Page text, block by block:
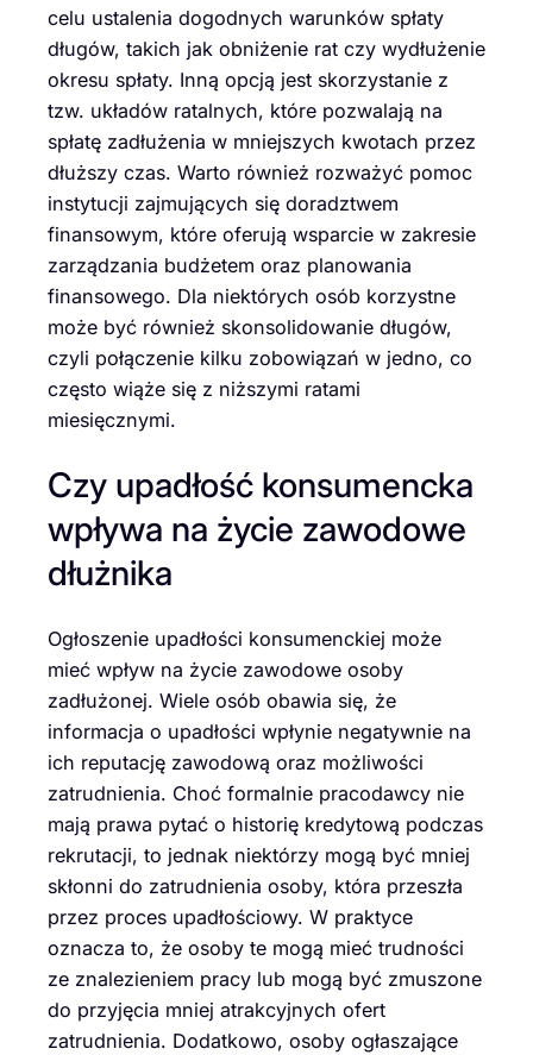
celu ustalenia dogodnych warunków spłaty
długów, takich jak obniżenie rat czy wydłużenie
okresu spłaty. Inną opcją jest skorzystanie z
tzw. układów ratalnych, które pozwalają na
spłatę zadłużenia w mniejszych kwotach przez
dłuższy czas. Warto również rozważyć pomoc
instytucji zajmujących się doradztwem
finansowym, które oferują wsparcie w zakresie
zarządzania budżetem oraz planowania
finansowego. Dla niektórych osób korzystne
może być również skonsolidowanie długów,
czyli połączenie kilku zobowiązań w jedno, co
często wiąże się z niższymi ratami
miesięcznymi.
Czy upadłość konsumencka
wpływa na życie zawodowe
dłużnika
Ogłoszenie upadłości konsumenckiej może
mieć wpływ na życie zawodowe osoby
zadłużonej. Wiele osób obawia się, że
informacja o upadłości wpłynie negatywnie na
ich reputację zawodową oraz możliwości
zatrudnienia. Choć formalnie pracodawcy nie
mają prawa pytać o historię kredytową podczas
rekrutacji, to jednak niektórzy mogą być mniej
skłonni do zatrudnienia osoby, która przeszła
przez proces upadłościowy. W praktyce
oznacza to, że osoby te mogą mieć trudności
ze znalezieniem pracy lub mogą być zmuszone
do przyjęcia mniej atrakcyjnych ofert
zatrudnienia. Dodatkowo, osoby ogłaszające